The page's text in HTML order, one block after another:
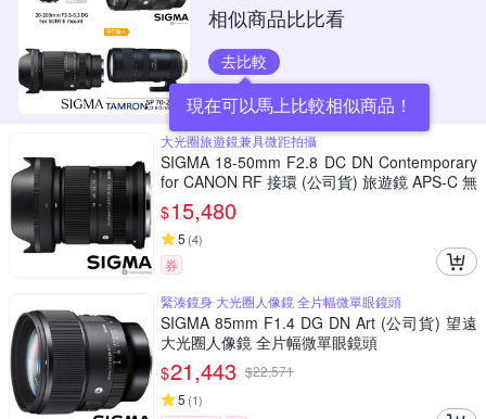
相似商品比比看
去比較
現在可以馬上比較相似商品！
大光圈旅遊鏡兼具微距拍攝
SIGMA 18-50mm F2.8 DC DN Contemporary
for CANON RF 接環 (公司貨) 旅遊鏡 APS-C 無
反微單眼專用鏡頭
$15,480
5 (4)
券
緊湊鏡身 大光圈人像鏡 全片幅微單眼鏡頭
SIGMA 85mm F1.4 DG DN Art (公司貨) 望遠
大光圈人像鏡 全片幅微單眼鏡頭
$21,443 $22,571
5 (1)